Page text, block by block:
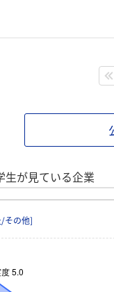
生が見ている企業
その他]